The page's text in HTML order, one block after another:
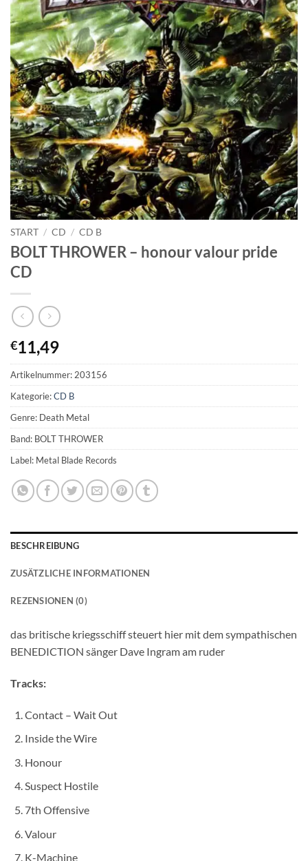
START / CD / CD B
BOLT THROWER – honour valour pride
CD
€11,49
Artikelnummer: 203156
Kategorie:CD B
Genre: Death Metal
Band: BOLT THROWER
Label: Metal Blade Records
BESCHREIBUNG
ZUSÄTZLICHE INFORMATIONEN
REZENSIONEN (0)
das britische kriegsschiff steuert hier mit dem sympathischen
BENEDICTION sänger Dave Ingram am ruder
Tracks:
Contact – Wait Out
Inside the Wire
Honour
Suspect Hostile
7th Offensive
Valour
K-Machine